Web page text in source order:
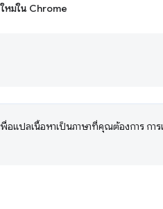
ใหม่ใน Chrome
พื่อแปลเนื้อหาเป็นภาษาที่คุณต้องการ กา